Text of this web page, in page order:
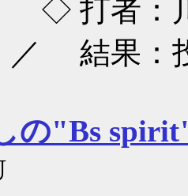
◇ 打者：
／ 結果：
の"Bs